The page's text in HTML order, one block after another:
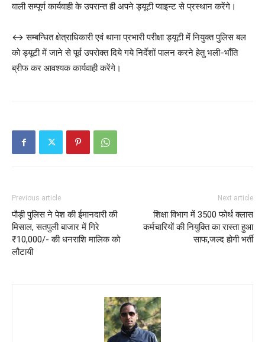
वाली सम्पूर्ण कार्यवाही के उपरान्त ही अपने ड्यूटी प्वाइन्ट से प्रस्थान करेंगे।
↔️ सम्बन्धित क्षेत्राधिकारी एवं थाना प्रभारी परीक्षा ड्यूटी में नियुक्त पुलिस बल
को ड्यूटी में जाने से पूर्व उपरोक्त दिये गये निर्देशों पालन करने हेतु भली-भाँति
ब्रीफ कर आवश्यक कार्यवाही करेंगे।
Previous article
पौड़ी पुलिस ने पेश की ईमानदारी की
मिसाल, सतपुली बाजार में गिरे
₹10,000/- की धनराशि मालिक को
लौटायी
Next article
शिक्षा विभाग में 3500 फोर्थ क्लास
कर्मचारियों की नियुक्ति का रास्ता हुआ
साफ,जल्द होगी भर्ती